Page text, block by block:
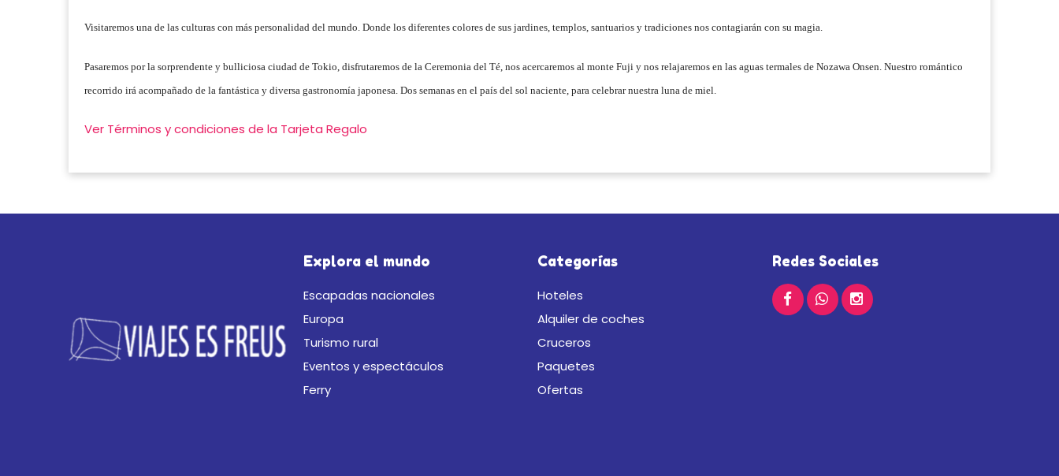
Visitaremos una de las culturas con más personalidad del mundo. Donde los diferentes colores de sus jardines, templos, santuarios y tradiciones nos contagiarán con su magia.
Pasaremos por la sorprendente y bulliciosa ciudad de Tokio, disfrutaremos de la Ceremonia del Té, nos acercaremos al monte Fuji y nos relajaremos en las aguas termales de Nozawa Onsen. Nuestro romántico
recorrido irá acompañado de la fantástica y diversa gastronomía japonesa. Dos semanas en el país del sol naciente, para celebrar nuestra luna de miel.
Ver Términos y condiciones de la Tarjeta Regalo
Explora el mundo
Escapadas nacionales
Europa
Turismo rural
Eventos y espectáculos
Ferry
Categorías
Hoteles
Alquiler de coches
Cruceros
Paquetes
Ofertas
Redes Sociales